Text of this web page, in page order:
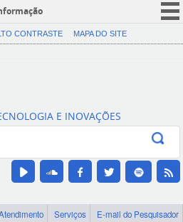
CORONAVÍRUS (COVID-19)
Canais
CONTRASTE MAPA DO SITE
E INOVAÇÕES
Serviços
E-mail do Pesquisador